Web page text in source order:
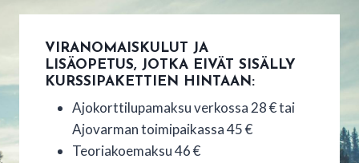
VIRANOMAISKULUT JA
LISÄOPETUS, JOTKA EIVÄT SISÄLLY
KURSSIPAKETTIEN HINTAAN:
Ajokorttilupamaksu verkossa 28 € tai
Ajovarman toimipaikassa 45 €
Teoriakoemaksu 46 €